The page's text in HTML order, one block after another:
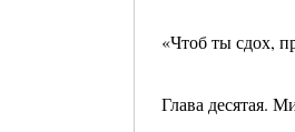
«Чтоб ты сдох,
Глава десятая.